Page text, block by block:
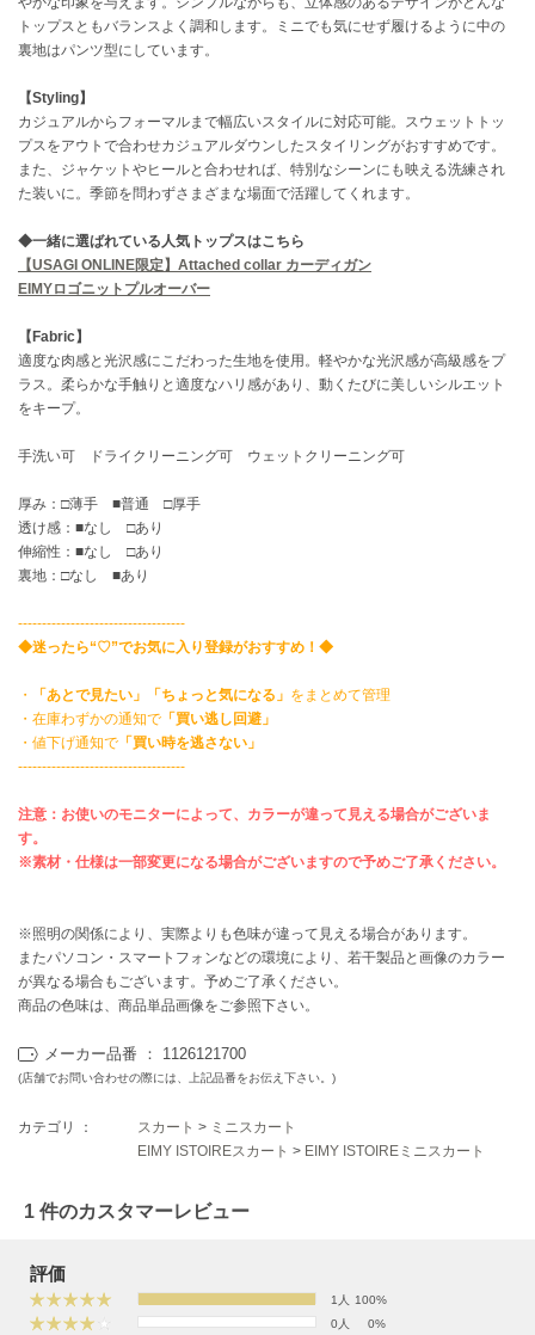
CONVERSE
DANSKIN
ダンスキン
EIMY ISTOIRE
エイミー イストワール
emmi
エミ
emmi atelier
ETRÉ TOKYO
エトレトウキョウ
アイ
FILA
フィラ
フレイアイディー
FURFUR
ファーファー
gelato pique
ジェラート ピケ
ジェラート ピケ キャットアンドドッグ
Henon.
へノン
トップスともバランスよく調和します。ミニでも気にせず履けるように中の
裏地はパンツ型にしています。
【Styling】
カジュアルからフォーマルまで幅広いスタイルに対応可能。スウェットトッ
プスをアウトで合わせカジュアルダウンしたスタイリングがおすすめです。
また、ジャケットやヒールと合わせれば、特別なシーンにも映える洗練され
た装いに。季節を問わずさまざまな場面で活躍してくれます。
◆一緒に選ばれている人気トップスはこちら
【USAGI ONLINE限定】Attached collar カーディガン
EIMYロゴニットプルオーバー
【Fabric】
適度な肉感と光沢感にこだわった生地を使用。軽やかな光沢感が高級感をプ
ラス。柔らかな手触りと適度なハリ感があり、動くたびに美しいシルエット
をキープ。
手洗い可 ドライクリーニング可 ウェットクリーニング可
厚み：□薄手 ■普通 □厚手
透け感：■なし □あり
伸縮性：■なし □あり
裏地：□なし ■あり
-----------------------------------
◆迷ったら“♡”でお気に入り登録がおすすめ！◆
・ 「あとで見たい」「ちょっと気になる」 をまとめて管理
・在庫わずかの通知で 「買い逃し回避」
・値下げ通知で 「買い時を逃さない」
-----------------------------------
注意：お使いのモニターによって、カラーが違って見える場合がございま
す。
※素材・仕様は一部変更になる場合がございますので予めご了承ください。
※照明の関係により、実際よりも色味が違って見える場合があります。
またパソコン・スマートフォンなどの環境により、若干製品と画像のカラー
が異なる場合もございます。予めご了承ください。
商品の色味は、商品単品画像をご参照下さい。
メーカー品番 ： 1126121700
(店舗でお問い合わせの際には、上記品番をお伝え下さい。)
カテゴリ ： スカート > ミニスカート
EIMY ISTOIREスカート > EIMY ISTOIREミニスカート
1 件のカスタマーレビュー
評価
1人
100%
0人
0%